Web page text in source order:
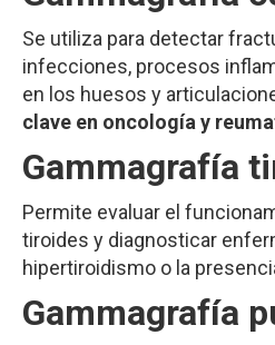
Se utiliza para detectar
infecciones, procesos
en los huesos y
clave en oncología y
Gammagrafía
Permite evaluar el
tiroides y diagnosticar
hipertiroidismo o la
Gammagrafía